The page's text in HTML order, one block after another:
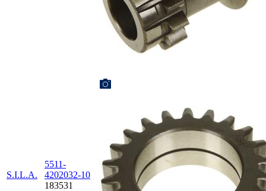
S.I.L.A.
5511-
4202032-10
183531